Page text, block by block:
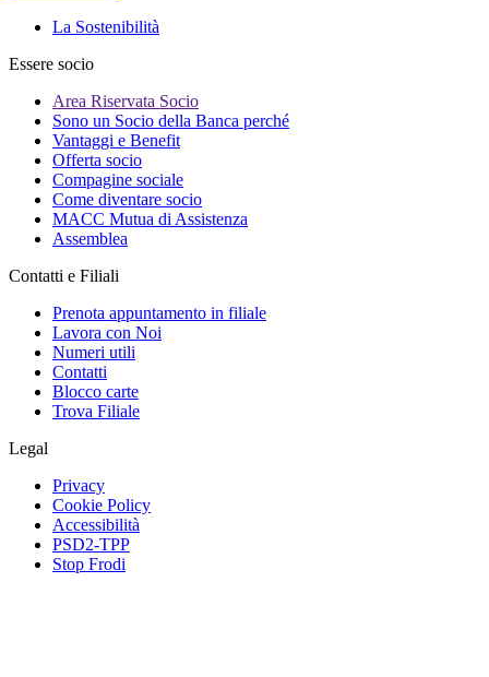
La Sostenibilità
Essere socio
Area Riservata Socio
Sono un Socio della Banca perché
Vantaggi e Benefit
Offerta socio
Compagine sociale
Come diventare socio
MACC Mutua di Assistenza
Assemblea
Contatti e Filiali
Prenota appuntamento in filiale
Lavora con Noi
Numeri utili
Contatti
Blocco carte
Trova Filiale
Legal
Privacy
Cookie Policy
Accessibilità
PSD2-TPP
Stop Frodi